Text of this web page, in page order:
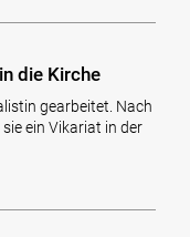
die Kirche
gearbeitet. Nach
ein Vikariat in der